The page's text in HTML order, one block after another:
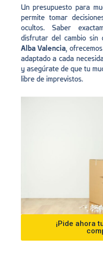
Un presupuesto para
permite tomar
ocultos. Saber
disfrutar del cambio sin
Alba Valencia,
adaptado a cada
y asegúrate de que tu
libre de imprevistos.
¡Pide ahora